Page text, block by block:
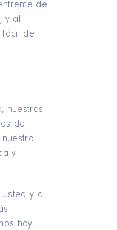
de
y al
fácil de
nuestros
de
y
usted y a
hoy